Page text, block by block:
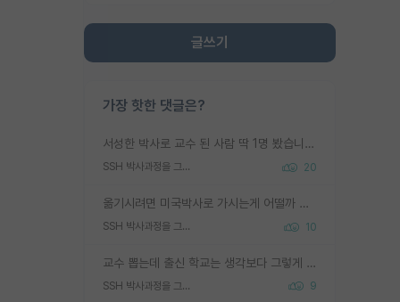
글쓰기
가장 핫한 댓글은?
서성한 박사로 교수 된 사람 딱 1명 봤습니다. 근데 지방대 박사로 교수된 거는 기적이 일어나야되요. 서성한 학부부터여도 빡센게 교수임용일텐데 지방대박사로 무슨 교수가 되나요...... 중소기업/중견기업 팀장급/연구소장급이나 될거 같네요.
SSH 박사과정을 그만두고 지방대 박사로 옮기면 교수의 꿈은 끝일까요? 20
옮기시려면 미국박사로 가시는게 어떨까 싶네요. 교수가 꿈이면 미국박사 하고 미국교수 까지 같이 노리시는게 기회가 많지 않을까요?
SSH 박사과정을 그만두고 지방대 박사로 옮기면 교수의 꿈은 끝일까요? 10
교수 뽑는데 출신 학교는 생각보다 그렇게 안 봄. 앞으로는 더 안 보게 될거임. 박사는 어디서 진행해도 됨. 단, 제대로 쌓고 좋은 실적 만들 수 있다면. 그런데 지방대는 그럴 가능성이 지극히 낮음. 나만 열심히 잘 하면 된다? 인간은 주변 환경에 지배되는 나약한 존재임. 주변의 지방대 대학원생과 섞이고 지방 특유의 여유로움 또는 나쁘게 얘기해서 나태함에 젖어 살다보면 교수의 꿈 자체를 잊어버리게 될 가능성도 있음. 주변 환경이 70~80%임.
SSH 박사과정을 그만두고 지방대 박사로 옮기면 교수의 꿈은 끝일까요? 9